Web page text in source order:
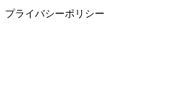
プライバシーポリシー